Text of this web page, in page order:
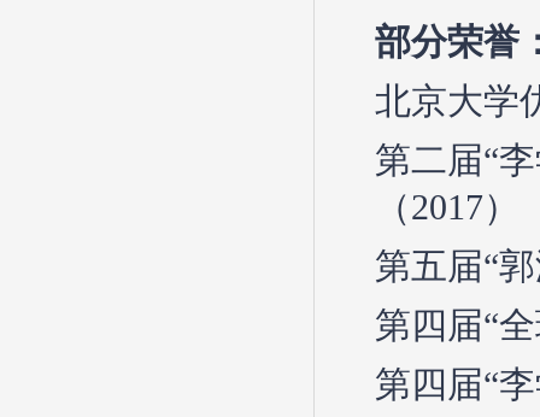
部分荣誉
北京大学
第二届“
（2017）
第五届“
第四届“
第四届“